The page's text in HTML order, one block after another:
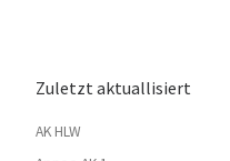
Zuletzt aktuallisiert
AK HLW